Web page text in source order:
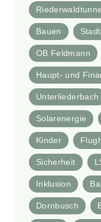
Bauen
OB Feldmann
Haupt- und
Unterliederbach
Solarenergie
Kinder
Sicherheit
Inklusion
Dornbusch